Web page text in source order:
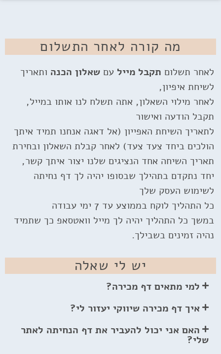
מה קורה לאחר התשלום
לאחר תשלום תקבל מייל עםשאלון הכנה ותאריך
לשיחת איפיון,
לאחר מילוי השאלון, אתה תשלח לנו אותו במייל,
תקבל הודעה ואישור
לתאריך השיחת האפייון (אל דאגה אנחנו תמיד איתך
הולכים ביחד צעד צעד) לאחר קבלת השאלון ובחירת
תאריך השיחה אחד הנציגים שלנו יצור איתך קשר,
יחד נתקדם בתהילך שבסופו יהיה לך דף נחיתה
לשימוש העסק שלך
כל התהליך לוקח בממוצע עד 7 ימי עבודה
במשך כל התהליך יהיה לך מייל וואטסאפ כך שתמיד
נהיה זמינים בשבילך.
יש לי שאלה
למי מתאים דף מכירה?
איך דף מכירה שיווקי יעזור לי?
האם אני יכול להעביר את דף הנחיתה לאתר
שלי?